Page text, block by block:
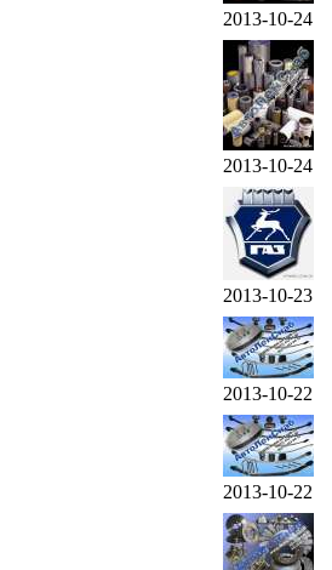
2013-10-24
2013-10-24
2013-10-23
2013-10-22
2013-10-22